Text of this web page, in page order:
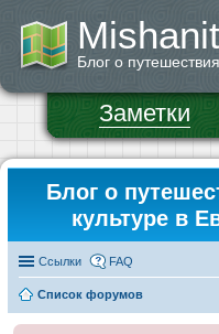
Блог о
Заметки
Блог о
культуре в
Ссылки FAQ
Список форумов